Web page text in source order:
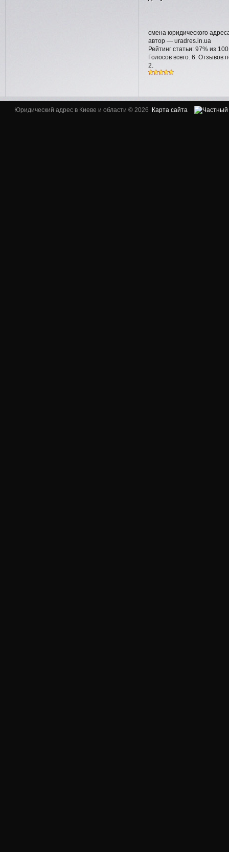
смена юридического
автор — uradres.in.ua
Рейтинг статьи: 97% из 100
Голосов всего: 6. Отзывов
2.
Юридический адрес в Киеве и области © 2026 Карта сайта